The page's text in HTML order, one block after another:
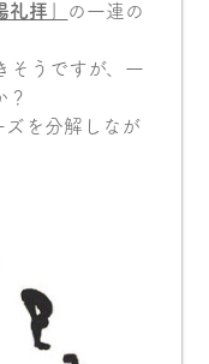
礼拝」
の一連の
そうですが、一
？
ズを分解しなが